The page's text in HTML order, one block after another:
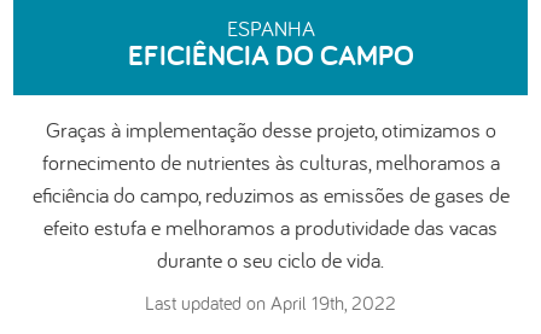
РУССКИЙ ROMÂNĂ PORTUGUÊS
ENGLISH DEUTSCH العربية
ESPANHA
EFICIÊNCIA DO CAMPO
Graças à implementação desse projeto, otimizamos o
fornecimento de nutrientes às culturas, melhoramos a
eficiência do campo, reduzimos as emissões de gases de
efeito estufa e melhoramos a produtividade das vacas
durante o seu ciclo de vida.
Last updated on April 19th, 2022